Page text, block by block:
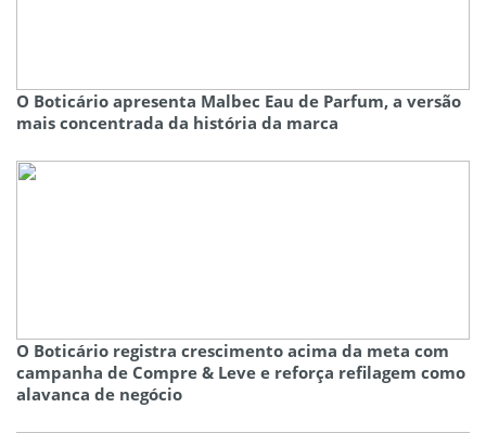
O Boticário apresenta Malbec Eau de Parfum, a versão
mais concentrada da história da marca
O Boticário registra crescimento acima da meta com
campanha de Compre & Leve e reforça refilagem como
alavanca de negócio